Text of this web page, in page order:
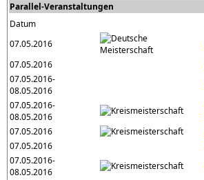
Parallel-Veranstaltungen
Datum
07.05.2016
07.05.2016
07.05.2016-
08.05.2016
07.05.2016-
08.05.2016
07.05.2016
07.05.2016
07.05.2016-
08.05.2016